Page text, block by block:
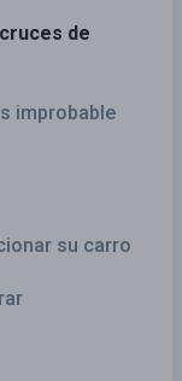
de
improbable
su carro